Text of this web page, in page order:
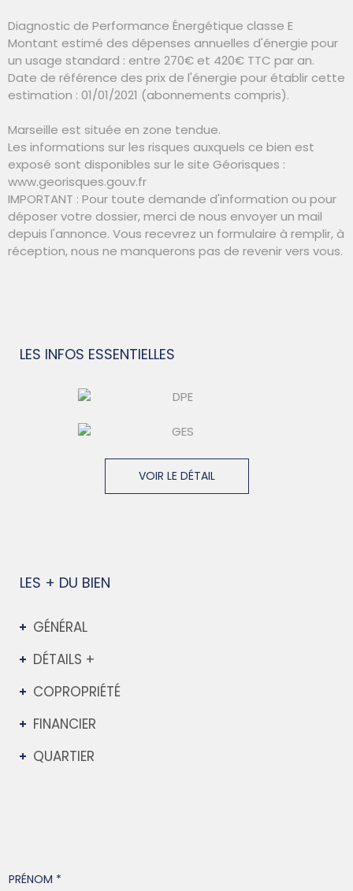
Diagnostic de Performance Énergétique classe E
Montant estimé des dépenses annuelles d'énergie pour
un usage standard : entre 270€ et 420€ TTC par an.
Date de référence des prix de l'énergie pour établir cette
estimation : 01/01/2021 (abonnements compris).
Marseille est située en zone tendue.
Les informations sur les risques auxquels ce bien est
exposé sont disponibles sur le site Géorisques :
www.georisques.gouv.fr
IMPORTANT : Pour toute demande d'information ou pour
déposer votre dossier, merci de nous envoyer un mail
depuis l'annonce. Vous recevrez un formulaire à remplir, à
réception, nous ne manquerons pas de revenir vers vous.
LES INFOS ESSENTIELLES
VOIR LE DÉTAIL
LES + DU BIEN
GÉNÉRAL
DÉTAILS +
COPROPRIÉTÉ
FINANCIER
QUARTIER
PRÉNOM *